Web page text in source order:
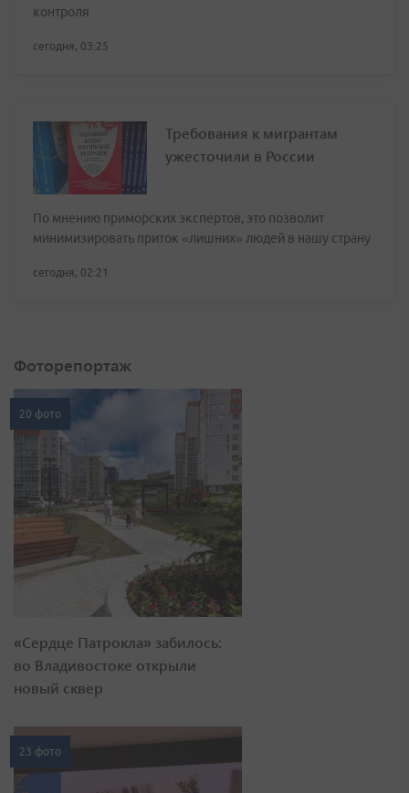
контроля
сегодня, 03:25
Требования к мигрантам
ужесточили в России
По мнению приморских экспертов, это позволит
минимизировать приток «лишних» людей в нашу страну
сегодня, 02:21
Фоторепортаж
20 фото
«Сердце Патрокла» забилось:
во Владивостоке открыли
новый сквер
23 фото